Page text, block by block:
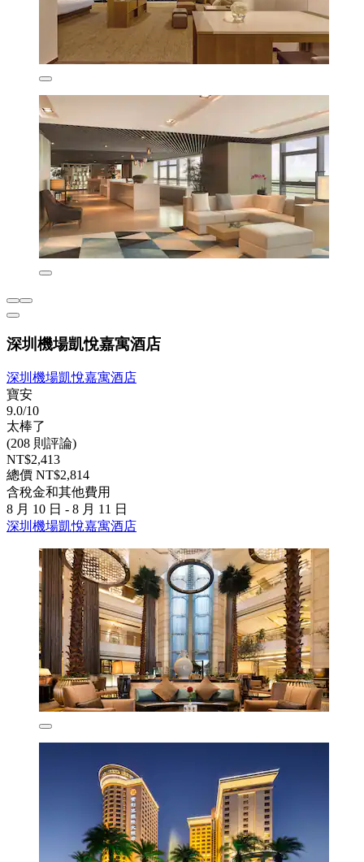
深圳機場凱悅嘉寓酒店
深圳機場凱悅嘉寓酒店
寶安
9.0/10
太棒了
(208 則評論)
NT$2,413
總價 NT$2,814
含稅金和其他費用
8 月 10 日 - 8 月 11 日
深圳機場凱悅嘉寓酒店